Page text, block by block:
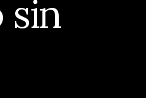
sin